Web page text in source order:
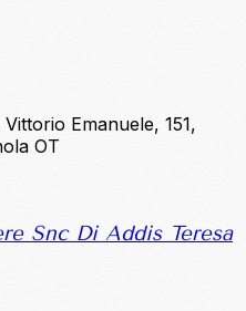
Emanuele, 151,
OT
Snc Di Addis Teresa